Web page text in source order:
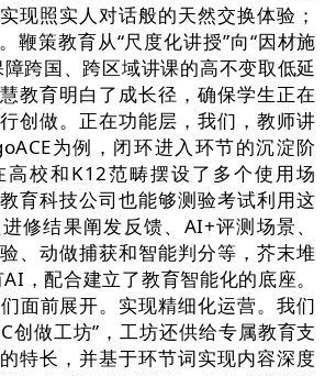
现照实人对话般的天然交换体验；
鞭策教育从“尺度化讲授”向“因材施
跨国、跨区域讲课的高不变取低延
教育明白了成长径，确保学生正在
创做。正在功能层，我们，教师讲
为例，闭环进入环节的沉淀阶
校和K12范畴摆设了多个使用场
育科技公司也能够测验考试利用这
修结果阐发反馈、AI+评测场景、
、动做捕获和智能判分等，芥末堆
，配合建立了教育智能化的底座。
面前展开。实现精细化运营。我们
创做工坊”，工坊还供给专属教育支
特长，并基于环节词实现内容深度